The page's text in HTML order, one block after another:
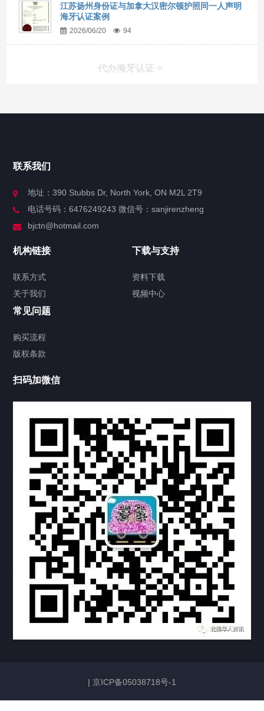
江苏扬州身份证与加拿大汉密尔顿护照同一人声明
海牙认证案例
2026/06/20 94
代办海牙认证
服务分类
签署类文件海牙认证程序费用
视频中心
定制案例
科研实验室
厂区介绍
中国公证处海牙认证
热门标签 TAG
联系我们
地址：390 Stubbs Dr, North York, ON M2L 2T9
电话号码：6476249243 微信号：sanjirenzheng
bjctn@hotmail.com
机构链接
联系方式
关于我们
下载与支持
资料下载
视频中心
常见问题
购买流程
版权条款
扫码加微信
| 京ICP备05038718号-1